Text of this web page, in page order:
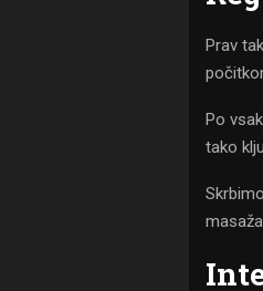
Prav
Po
tako